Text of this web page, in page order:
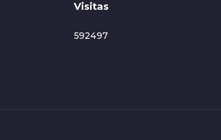
Visitas
592497